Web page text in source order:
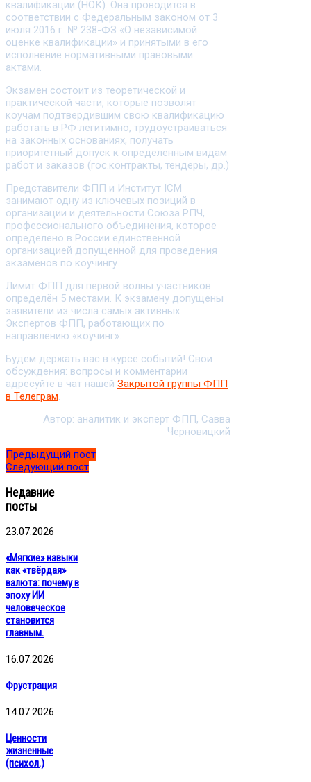
квалификации (НОК). Она проводится в
соответствии с Федеральным законом от 3
июля 2016 г. № 238-ФЗ «О независимой
оценке квалификации» и принятыми в его
исполнение нормативными правовыми
актами.
Экзамен состоит из теоретической и
практической части, которые позволят
коучам подтвердившим свою квалификацию
работать в РФ легитимно, трудоустраиваться
на законных основаниях, получать
приоритетный допуск к определенным видам
работ и заказов (гос.контракты, тендеры, др.)
Представители ФПП и Институт ICM
занимают одну из ключевых позиций в
организации и деятельности Союза РПЧ,
профессионального объединения, которое
определено в России единственной
организацией допущенной для проведения
экзаменов по коучингу.
Лимит ФПП для первой волны участников
определён 5 местами. К экзамену допущены
заявители из числа самых активных
Экспертов ФПП, работающих по
направлению «коучинг».
Будем держать вас в курсе событий! Свои
обсуждения: вопросы и комментарии
адресуйте в чат нашей Закрытой группы ФПП
в Телеграм.
Автор: аналитик и эксперт ФПП, Савва
Черновицкий
Предыдущий пост
Следующий пост
Недавние
посты
23.07.2026
«Мягкие» навыки
как «твёрдая»
валюта: почему в
эпоху ИИ
человеческое
становится
главным.
16.07.2026
Фрустрация
14.07.2026
Ценности
жизненные
(психол.)